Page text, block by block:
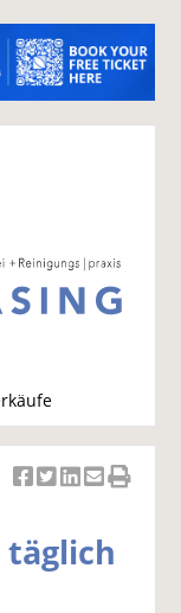
u
c
k k
el
k k k
täglich